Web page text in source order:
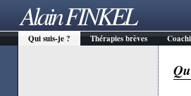
Alain FINKEL
Qui suis-je ? Thérapies brèves